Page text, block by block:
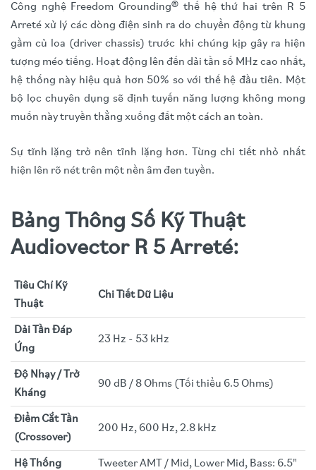
Công nghệ Freedom Grounding® thế hệ thứ hai trên R 5
Arreté xử lý các dòng điện sinh ra do chuyển động từ khung
gầm củ loa (driver chassis) trước khi chúng kịp gây ra hiện
tượng méo tiếng. Hoạt động lên đến dải tần số MHz cao nhất,
hệ thống này hiệu quả hơn 50% so với thế hệ đầu tiên. Một
bộ lọc chuyên dụng sẽ định tuyến năng lượng không mong
muốn này truyền thẳng xuống đất một cách an toàn.
Sự tĩnh lặng trở nên tĩnh lặng hơn. Từng chi tiết nhỏ nhất
hiện lên rõ nét trên một nền âm đen tuyền.
Bảng Thông Số Kỹ Thuật
Audiovector R 5 Arreté:
Tiêu Chí Kỹ
Thuật
Chi Tiết Dữ Liệu
Dải Tần Đáp
Ứng
23 Hz - 53 kHz
Độ Nhạy / Trở
Kháng
90 dB / 8 Ohms (Tối thiểu 6.5 Ohms)
Điểm Cắt Tần
(Crossover)
200 Hz, 600 Hz, 2.8 kHz
Hệ Thống
Tweeter AMT / Mid, Lower Mid, Bass: 6.5"